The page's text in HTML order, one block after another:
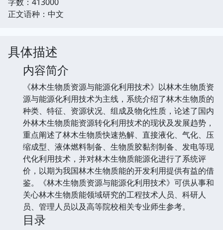
正文语种：中文
具体描述
内容简介
《林木生物质资源与能源化利用技术》以林木生物质资
源与能源化利用技术为主线，系统介绍了林木生物质的
种类、特征、资源状况、组成及物化性质，论述了国内
外林木生物质能资源转化利用技术的现状及发展趋势，
重点阐述了林木生物质快速热解、直接液化、气化、压
缩成型、液体燃料制备、生物质胶黏剂制备、发电等现
代化利用技术，并对林木生物质能源化进行了系统评
价，以期为我国林木生物质能的开发利用提供有益的借
鉴。《林木生物质资源与能源化利用技术》可供从事和
关心林木生物质能领域研究的工程技术人员、科研人
员、管理人员以及高等院校相关专业师生参考。
目录